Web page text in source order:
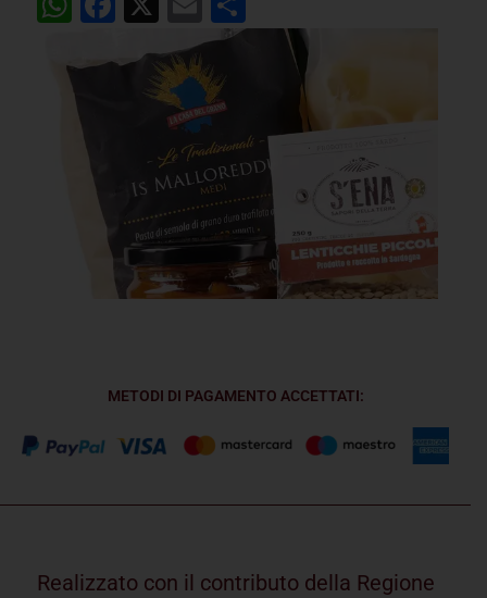
METODI DI PAGAMENTO ACCETTATI:
Realizzato con il contributo della Regione